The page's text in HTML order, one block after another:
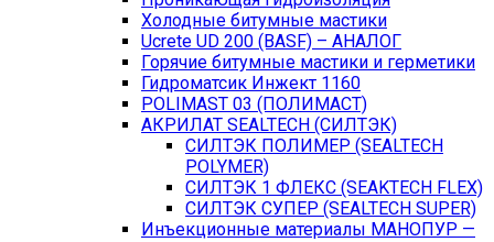
Холодные битумные мастики
Ucrete UD 200 (BASF) – АНАЛОГ
Горячие битумные мастики и герметики
Гидроматсик Инжект 1160
POLIMAST 03 (ПОЛИМАСТ)
АКРИЛАТ SEALTECH (СИЛТЭК)
СИЛТЭК ПОЛИМЕР (SEALTECH
POLYMER)
СИЛТЭК 1 ФЛЕКС (SEAKTECH FLEX)
СИЛТЭК СУПЕР (SEALTECH SUPER)
Инъекционные материалы МАНОПУР —